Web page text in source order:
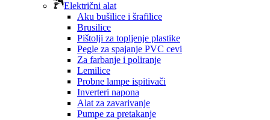
Električni alat
Aku bušilice i šrafilice
Brusilice
Pištolji za topljenje plastike
Pegle za spajanje PVC cevi
Za farbanje i poliranje
Lemilice
Probne lampe ispitivači
Inverteri napona
Alat za zavarivanje
Pumpe za pretakanje